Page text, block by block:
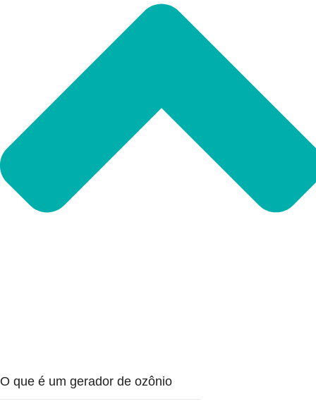
O que é um gerador de ozônio